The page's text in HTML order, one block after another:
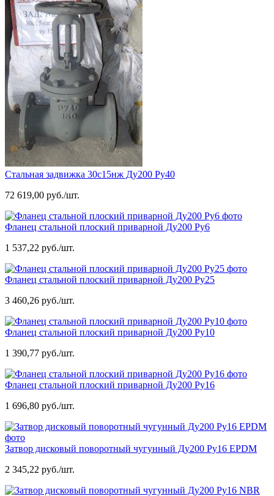
Стальная задвижка 30с15нж Ду200 Ру40
72 619,00 руб./шт.
Фланец стальной плоский приварной Ду200 Ру6
1 537,22 руб./шт.
Фланец стальной плоский приварной Ду200 Ру25
3 460,26 руб./шт.
Фланец стальной плоский приварной Ду200 Ру10
1 390,77 руб./шт.
Фланец стальной плоский приварной Ду200 Ру16
1 696,80 руб./шт.
Затвор дисковый поворотный чугунный Ду200 Ру16 EPDM
2 345,22 руб./шт.